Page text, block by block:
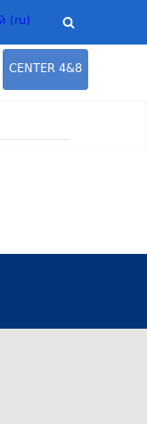
CENTER 4&8